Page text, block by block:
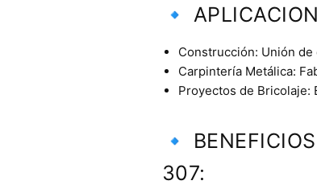
🔹
Construcción: Unión
Carpintería Metálica:
Proyectos de Bricolaje:
🔹
307: